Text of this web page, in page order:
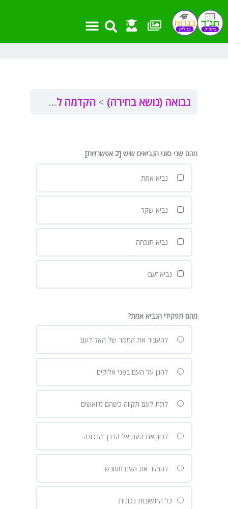
לתוכן
נבואה (נושא בחירה) הקדמה לנבואה
מהם שני סוגי הנביאים שיש [2 אפשרויות]
נביא אמת
נביא שקר
נביא תוכחה
נביא זעם
מהם תפקידי הנביא אמת?
להעביר את המסר של האל לעם
להגן על העם בפני אלוקים
לתת לעם תקווה כשהם מיואשים
לכוון את העם אל הדרך הנכונה
להזהיר את העם מעונש
כל התשובות נכונות